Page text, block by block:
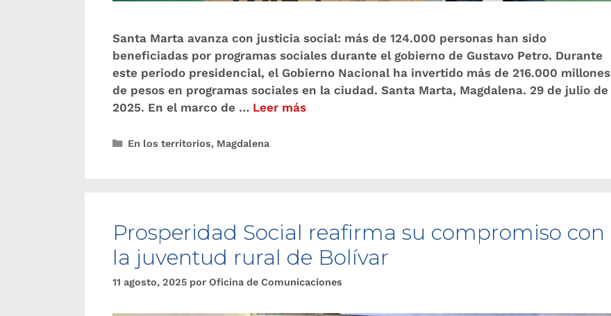
Santa Marta avanza con justicia social: más de 124.000 personas han sido
beneficiadas por programas sociales durante el gobierno de Gustavo Petro. Durante
este periodo presidencial, el Gobierno Nacional ha invertido más de 216.000 millones
de pesos en programas sociales en la ciudad. Santa Marta, Magdalena. 29 de julio de
2025. En el marco de … Leer más
En los territorios, Magdalena
Prosperidad Social reafirma su compromiso con
la juventud rural de Bolívar
11 agosto, 2025 por Oficina de Comunicaciones